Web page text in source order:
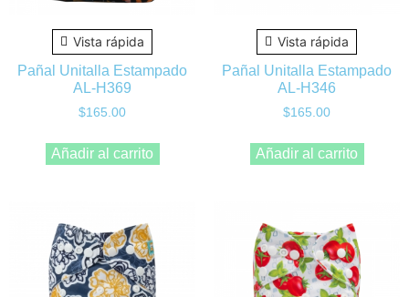
Vista rápida
Pañal Unitalla Estampado
AL-H369
$165.00
Añadir al carrito
Vista rápida
Pañal Unitalla Estampado
AL-H346
$165.00
Añadir al carrito